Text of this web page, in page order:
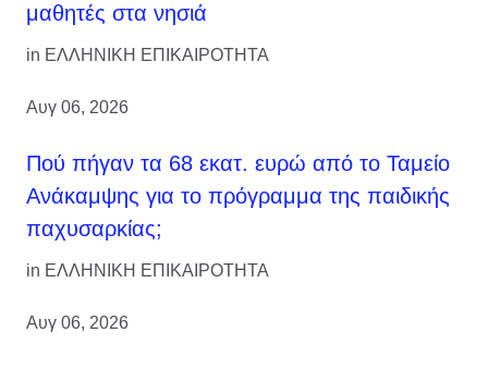
μαθητές στα νησιά
in ΕΛΛΗΝΙΚΗ ΕΠΙΚΑΙΡΟΤΗΤΑ
Αυγ 06, 2026
Πού πήγαν τα 68 εκατ. ευρώ από το Ταμείο
Ανάκαμψης για το πρόγραμμα της παιδικής
παχυσαρκίας;
in ΕΛΛΗΝΙΚΗ ΕΠΙΚΑΙΡΟΤΗΤΑ
Αυγ 06, 2026